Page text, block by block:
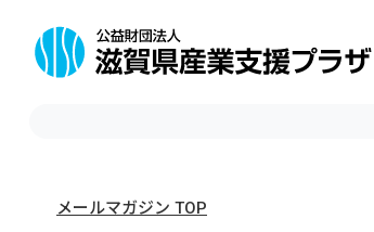
メールマガジン TOP